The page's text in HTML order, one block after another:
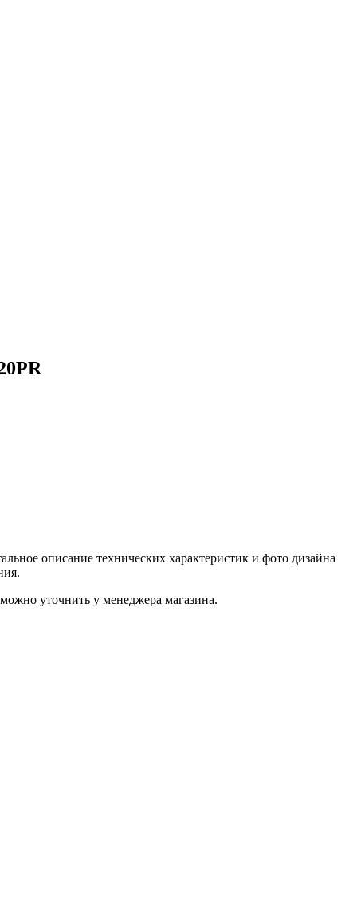
описание технических характеристик и фото дизайна
уточнить у менеджера магазина.